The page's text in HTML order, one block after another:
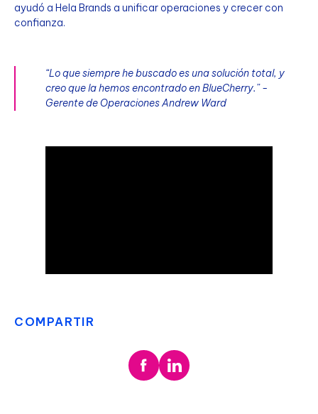
ayudó a Hela Brands a unificar operaciones y crecer con
confianza.
“Lo que siempre he buscado es una solución total, y
creo que la hemos encontrado en BlueCherry.” -
Gerente de Operaciones Andrew Ward
COMPARTIR